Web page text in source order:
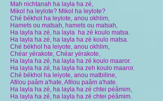
Mah nichtanah ha layla ha zé,
Mikol ha leylote? Mikol ha leylote?
Ché békhol ha leylote, anou okhlim,
Hamets ou matsah, hamets ou matsah,
Ha layla ha zé, ha layla ha zé koulo matsa.
Ha layla ha zé, ha layla ha zé koulo matsa.
Ché békhol ha leiyote, anou okhlim,
Chéar yérakote, Chéar yérakote,
Ha layla ha zé, ha layla ha zé koulo maaror.
Ha layla ha zé, ha layla ha zeh koulo maaror.
Ché békhol ha leiyote, anou matbiline,
Afilou paâm a'hate, Afilou paâm a'hate.
Ha layla ha zé, ha layla ha zé chtei péâmim,
Ha layla ha zé, ha layla ha zé chtei péâmim.